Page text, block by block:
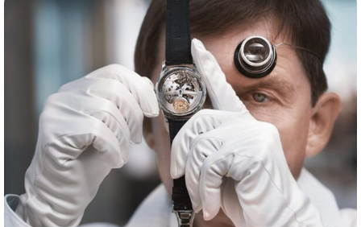
Сервис часов